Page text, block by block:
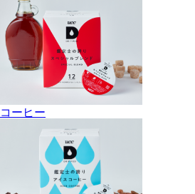
コーヒー